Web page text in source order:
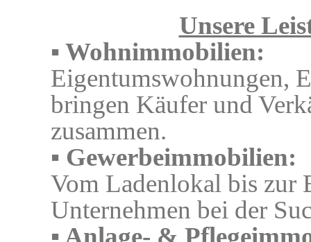
Unsere
▪ Wohnimmobilien:
Eigentumswohnungen,
bringen Käufer und
zusammen.
▪ Gewerbeimmobilien:
Vom Ladenlokal bis zur
Unternehmen bei der
▪ Anlage- &